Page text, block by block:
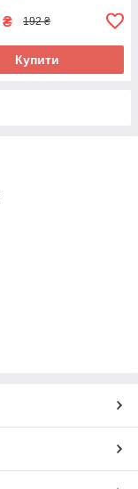
₴ 192 ₴
Купити